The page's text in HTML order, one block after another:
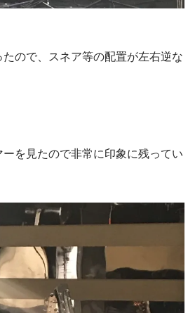
たので、スネア等の配置が左右逆な
を見たので非常に印象に残ってい